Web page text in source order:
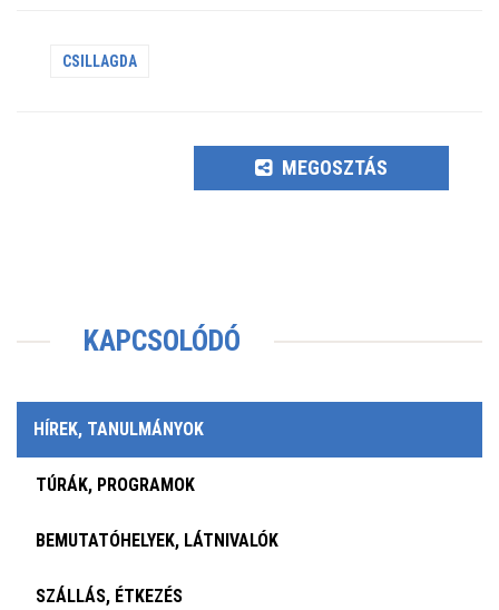
CSILLAGDA
MEGOSZTÁS
KAPCSOLÓDÓ
HÍREK, TANULMÁNYOK
TÚRÁK, PROGRAMOK
BEMUTATÓHELYEK, LÁTNIVALÓK
SZÁLLÁS, ÉTKEZÉS